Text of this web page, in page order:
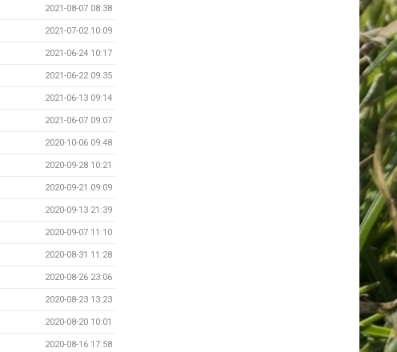
2021-08-07 08:38
2021-07-02 10:09
2021-06-24 10:17
2021-06-22 09:35
2021-06-13 09:14
2021-06-07 09:07
2020-10-06 09:48
2020-09-28 10:21
2020-09-21 09:09
2020-09-13 21:39
2020-09-07 11:10
2020-08-31 11:28
2020-08-26 23:06
2020-08-23 13:23
2020-08-20 10:01
2020-08-16 17:58